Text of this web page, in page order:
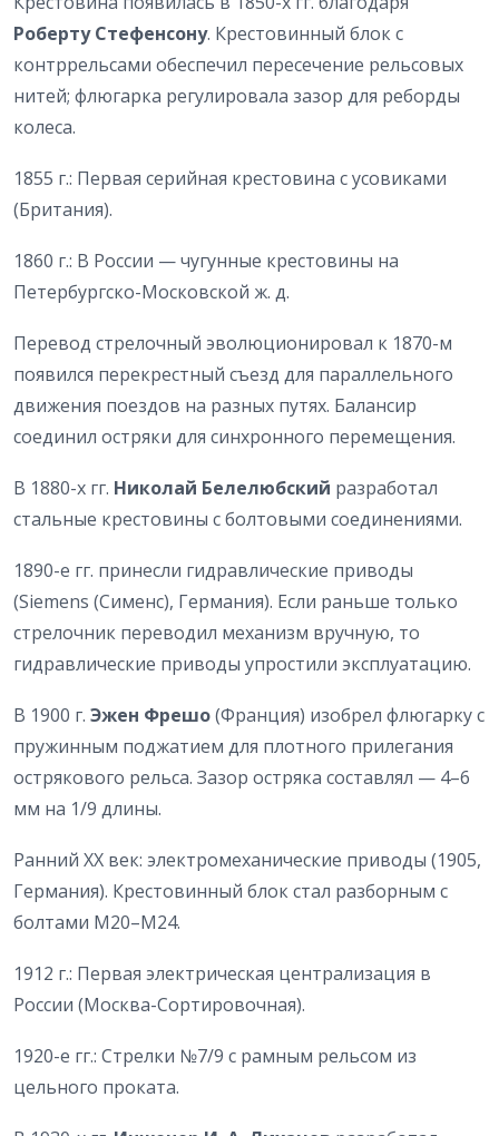
Роберту Стефенсону. Крестовинный блок с
контррельсами обеспечил пересечение рельсовых
нитей; флюгарка регулировала зазор для реборды
колеса.
1855 г.: Первая серийная крестовина с усовиками
(Британия).
1860 г.: В России — чугунные крестовины на
Петербургско-Московской ж. д.
Перевод стрелочный эволюционировал к 1870-м
появился перекрестный съезд для параллельного
движения поездов на разных путях. Балансир
соединил остряки для синхронного перемещения.
В 1880-х гг. Николай Белелюбский разработал
стальные крестовины с болтовыми соединениями.
1890-е гг. принесли гидравлические приводы
(Siemens (Сименс), Германия). Если раньше только
стрелочник переводил механизм вручную, то
гидравлические приводы упростили эксплуатацию.
В 1900 г. Эжен Фрешо(Франция) изобрел флюгарку с
пружинным поджатием для плотного прилегания
острякового рельса. Зазор остряка составлял — 4–6
мм на 1/9 длины.
Ранний XX век: электромеханические приводы (1905,
Германия). Крестовинный блок стал разборным с
болтами М20–М24.
1912 г.: Первая электрическая централизация в
России (Москва-Сортировочная).
1920-е гг.: Стрелки №7/9 с рамным рельсом из
цельного проката.